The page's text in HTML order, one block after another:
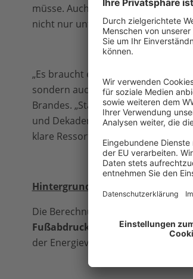
müsse. Auch die Reduzierung
nicht nur unter
„Es braucht endlich eine
sondern auch konkrete Ziele für
Brandes. „Statt den
und Dekaden-scharfe
klare Ressortzuständigkeit
Hintergrund
Die Berechnungen zum
Fußabdrucks
zurück, der
der Energieversorgung zu